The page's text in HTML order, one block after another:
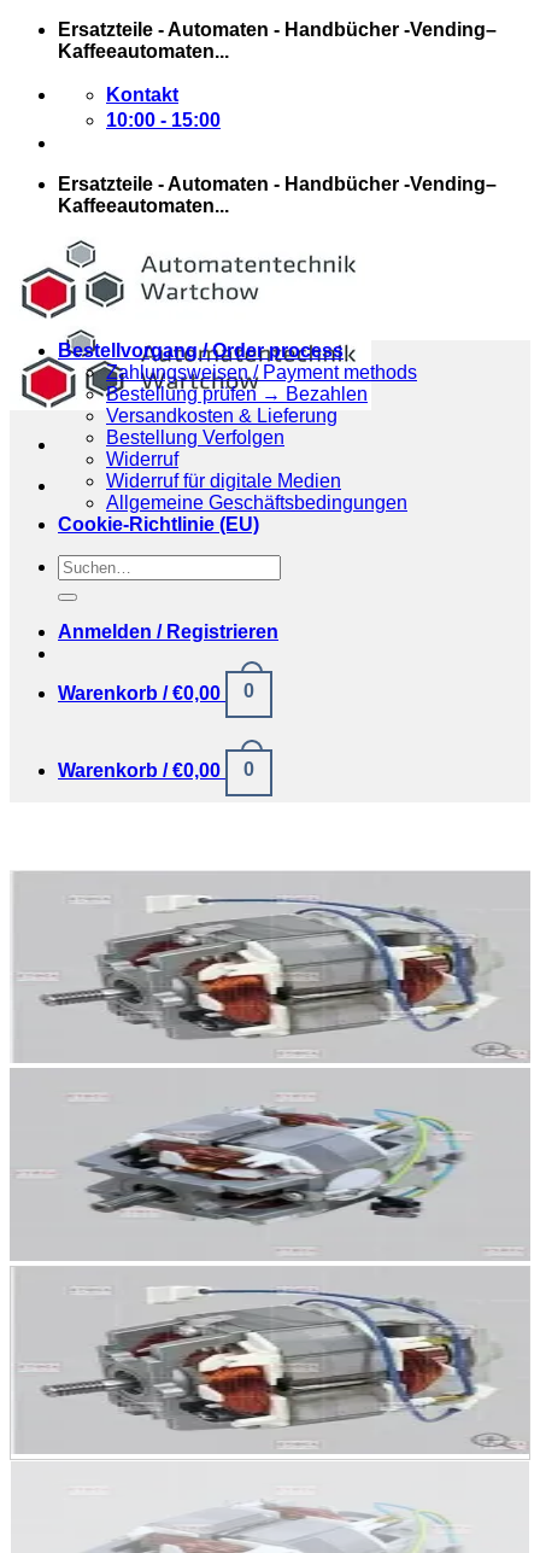
Zum
Ersatzteile - Automaten - Handbücher -Vending–
Kaffeeautomaten...
Kontakt
10:00 - 15:00
Ersatzteile - Automaten - Handbücher -Vending–
Kaffeeautomaten...
Bestellvorgang / Order process
Zahlungsweisen / Payment methods
Bestellung prüfen → Bezahlen
Versandkosten & Lieferung
Bestellung Verfolgen
Widerruf
Widerruf für digitale Medien
Allgemeine Geschäftsbedingungen
Cookie-Richtlinie (EU)
Suchen
nach:
Anmelden / Registrieren
Warenkorb /€0,00 0
Warenkorb /€0,00 0